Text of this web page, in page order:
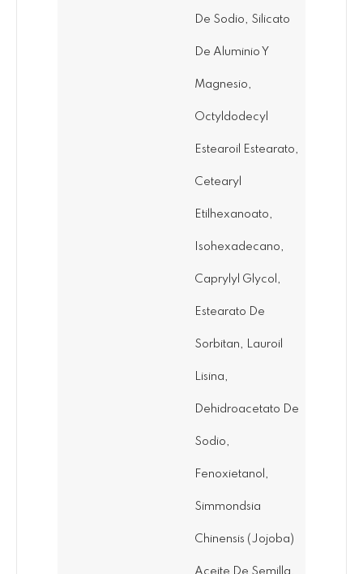
De Sodio, Silicato
De Aluminio Y
Magnesio,
Octyldodecyl
Estearoil Estearato,
Cetearyl
Etilhexanoato,
Isohexadecano,
Caprylyl Glycol,
Estearato De
Sorbitan, Lauroil
Lisina,
Dehidroacetato De
Sodio,
Fenoxietanol,
Simmondsia
Chinensis (Jojoba)
Aceite De Semilla,